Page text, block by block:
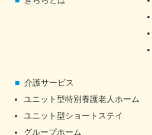
介護サービス
ユニット型特別養護老人ホーム
ユニット型ショートステイ
グループホーム